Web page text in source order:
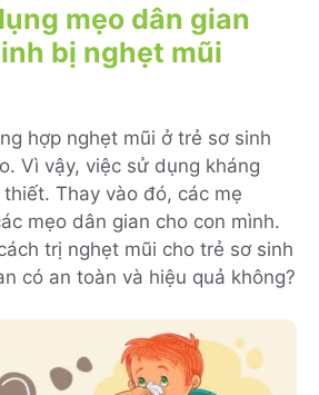
mẹo dân gian
bị nghẹt mũi
hợp nghẹt mũi ở trẻ sơ sinh
Vì vậy, việc sử dụng kháng
Thay vào đó, các mẹ
mẹo dân gian cho con mình.
trị nghẹt mũi cho trẻ sơ sinh
có an toàn và hiệu quả không?